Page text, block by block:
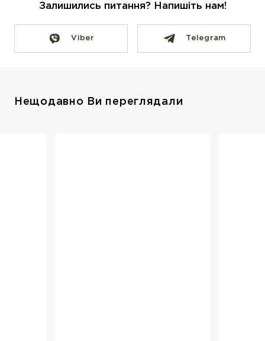
Залишились питання? Напишіть нам!
Viber Telegram
Нещодавно Ви переглядали